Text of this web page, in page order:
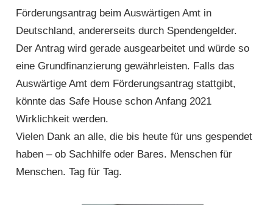
Förderungsantrag beim Aus­wärtigen Amt in
Deutschland, anderer­seits durch Spenden­gelder.
Der Antrag wird gerade ausgearbeitet und würde so
eine Grundfinanzierung gewähr­leisten. Falls das
Auswärtige Amt dem Förderungsantrag stattgibt,
könnte das Safe House schon Anfang 2021
Wirklichkeit werden.
Vielen Dank an alle, die bis heute für uns gespendet
haben – ob Sachhilfe oder Bares. Menschen für
Menschen. Tag für Tag.